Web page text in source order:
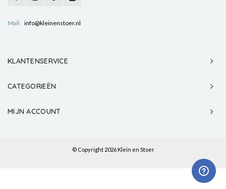
Mail info@kleinenstoer.nl
KLANTENSERVICE
CATEGORIEËN
MIJN ACCOUNT
© Copyright 2026 Klein en Stoer